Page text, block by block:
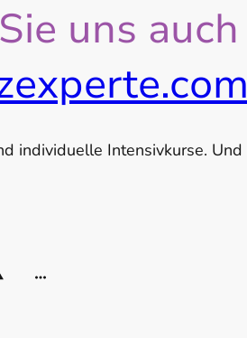
uns
individuelle Intensivkurse.